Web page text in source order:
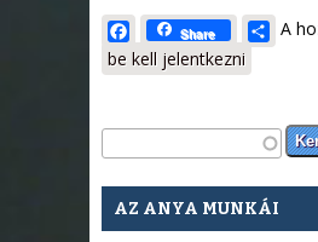
Facebook
Share
A
be kell jelentkezni
Keresés űrlap
Keresés
AZ ANYA MUNKÁI